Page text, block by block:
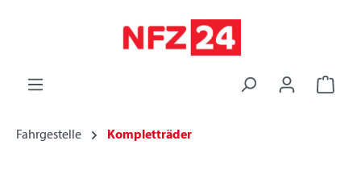
Fahrgestelle Kompletträder